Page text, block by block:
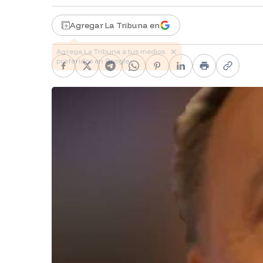
Agregar La Tribuna en
Facebook
X TelegramWhatsApp
PinterestLinkedIn
PrintCopy